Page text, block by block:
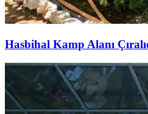
Hasbihal Kamp Alanı